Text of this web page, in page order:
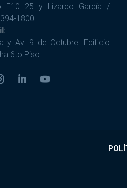
E10 25 y Lizardo García /
1800
y Av. 9 de Octubre. Edificio
6to Piso